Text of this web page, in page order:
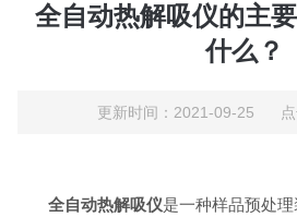
全自动热解吸仪的主
什么？
更新时间：2021-09-25 点
全自动热解吸仪是一种样品预处